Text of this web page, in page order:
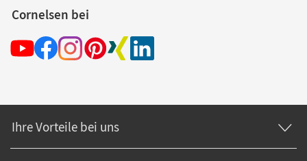
Cornelsen bei
Ihre Vorteile bei uns